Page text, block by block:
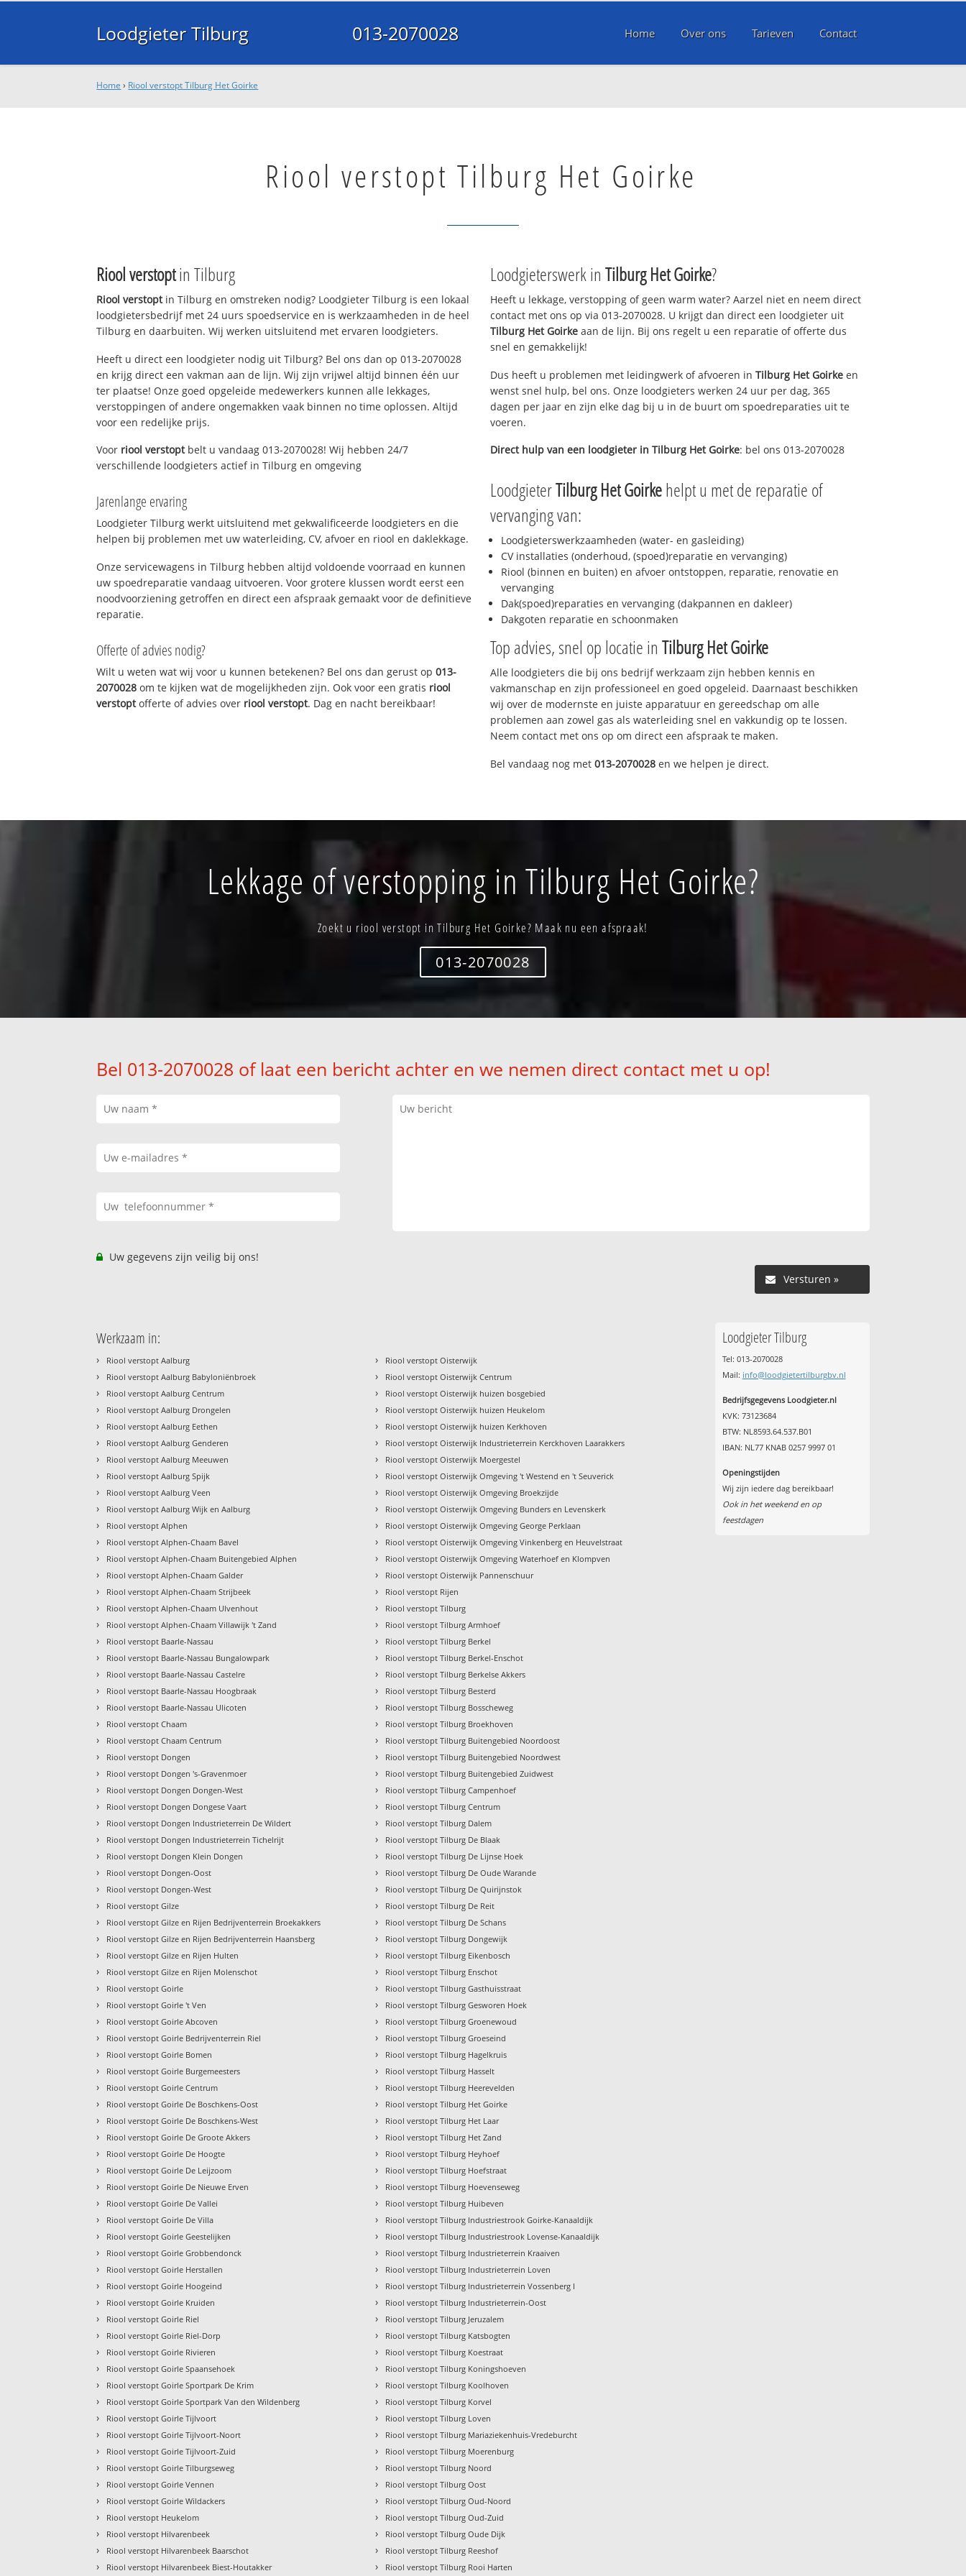
Loodgieter Tilburg 013-2070028 Home Over ons Tarieven Contact
Home › Riool verstopt Tilburg Het Goirke
Riool verstopt Tilburg Het Goirke
Riool verstoptin Tilburg
Riool verstoptin Tilburg en omstreken nodig? Loodgieter Tilburg is een lokaal
loodgietersbedrijf met 24 uurs spoedservice en is werkzaamheden in de heel
Tilburg en daarbuiten. Wij werken uitsluitend met ervaren loodgieters.
Heeft u direct een loodgieter nodig uit Tilburg? Bel ons dan op 013-2070028
en krijg direct een vakman aan de lijn. Wij zijn vrijwel altijd binnen één uur
ter plaatse! Onze goed opgeleide medewerkers kunnen alle lekkages,
verstoppingen of andere ongemakken vaak binnen no time oplossen. Altijd
voor een redelijke prijs.
Voor riool verstoptbelt u vandaag 013-2070028! Wij hebben 24/7
verschillende loodgieters actief in Tilburg en omgeving
Jarenlange ervaring
Loodgieter Tilburg werkt uitsluitend met gekwalificeerde loodgieters en die
helpen bij problemen met uw waterleiding, CV, afvoer en riool en daklekkage.
Onze servicewagens in Tilburg hebben altijd voldoende voorraad en kunnen
uw spoedreparatie vandaag uitvoeren. Voor grotere klussen wordt eerst een
noodvoorziening getroffen en direct een afspraak gemaakt voor de definitieve
reparatie.
Offerte of advies nodig?
Wilt u weten wat wij voor u kunnen betekenen? Bel ons dan gerust op013-
2070028 om te kijken wat de mogelijkheden zijn. Ook voor een gratis riool
verstoptofferte of advies over riool verstopt. Dag en nacht bereikbaar!
Loodgieterswerk in Tilburg Het Goirke?
Heeft u lekkage, verstopping of geen warm water? Aarzel niet en neem direct
contact met ons op via 013-2070028. U krijgt dan direct een loodgieter uit
Tilburg Het Goirke aan de lijn. Bij ons regelt u een reparatie of offerte dus
snel en gemakkelijk!
Dus heeft u problemen met leidingwerk of afvoeren in Tilburg Het Goirke en
wenst snel hulp, bel ons. Onze loodgieters werken 24 uur per dag, 365
dagen per jaar en zijn elke dag bij u in de buurt om spoedreparaties uit te
voeren.
Direct hulp van een loodgieter in Tilburg Het Goirke: bel ons 013-2070028
LoodgieterTilburg Het Goirkehelpt u met de reparatie of
vervanging van:
Loodgieterswerkzaamheden (water- en gasleiding)
CV installaties (onderhoud, (spoed)reparatie en vervanging)
Riool (binnen en buiten) en afvoer ontstoppen, reparatie, renovatie en
vervanging
Dak(spoed)reparaties en vervanging (dakpannen en dakleer)
Dakgoten reparatie en schoonmaken
Top advies, snel op locatie in Tilburg Het Goirke
Alle loodgieters die bij ons bedrijf werkzaam zijn hebben kennis en
vakmanschap en zijn professioneel en goed opgeleid. Daarnaast beschikken
wij over de modernste en juiste apparatuur en gereedschap om alle
problemen aan zowel gas als waterleiding snel en vakkundig op te lossen.
Neem contact met ons op om direct een afspraak te maken.
Bel vandaag nog met 013-2070028 en we helpen je direct.
Lekkage of verstopping in Tilburg Het Goirke?
Zoekt u riool verstopt in Tilburg Het Goirke? Maak nu een afspraak!
013-2070028
Bel 013-2070028 of laat een bericht achter en we nemen direct contact met u op!
Uw gegevens zijn veilig bij ons!
Versturen »
Werkzaam in:
› Riool verstopt Aalburg
› Riool verstopt Aalburg Babyloniënbroek
› Riool verstopt Aalburg Centrum
› Riool verstopt Aalburg Drongelen
› Riool verstopt Aalburg Eethen
› Riool verstopt Aalburg Genderen
› Riool verstopt Aalburg Meeuwen
› Riool verstopt Aalburg Spijk
› Riool verstopt Aalburg Veen
› Riool verstopt Aalburg Wijk en Aalburg
› Riool verstopt Alphen
› Riool verstopt Alphen-Chaam Bavel
› Riool verstopt Alphen-Chaam Buitengebied Alphen
› Riool verstopt Alphen-Chaam Galder
› Riool verstopt Alphen-Chaam Strijbeek
› Riool verstopt Alphen-Chaam Ulvenhout
› Riool verstopt Alphen-Chaam Villawijk 't Zand
› Riool verstopt Baarle-Nassau
› Riool verstopt Baarle-Nassau Bungalowpark
› Riool verstopt Baarle-Nassau Castelre
› Riool verstopt Baarle-Nassau Hoogbraak
› Riool verstopt Baarle-Nassau Ulicoten
› Riool verstopt Chaam
› Riool verstopt Chaam Centrum
› Riool verstopt Dongen
› Riool verstopt Dongen 's-Gravenmoer
› Riool verstopt Dongen Dongen-West
› Riool verstopt Dongen Dongese Vaart
› Riool verstopt Dongen Industrieterrein De Wildert
› Riool verstopt Dongen Industrieterrein Tichelrijt
› Riool verstopt Dongen Klein Dongen
› Riool verstopt Dongen-Oost
› Riool verstopt Dongen-West
› Riool verstopt Gilze
› Riool verstopt Gilze en Rijen Bedrijventerrein Broekakkers
› Riool verstopt Gilze en Rijen Bedrijventerrein Haansberg
› Riool verstopt Gilze en Rijen Hulten
› Riool verstopt Gilze en Rijen Molenschot
› Riool verstopt Goirle
› Riool verstopt Goirle 't Ven
› Riool verstopt Goirle Abcoven
› Riool verstopt Goirle Bedrijventerrein Riel
› Riool verstopt Goirle Bomen
› Riool verstopt Goirle Burgemeesters
› Riool verstopt Goirle Centrum
› Riool verstopt Goirle De Boschkens-Oost
› Riool verstopt Goirle De Boschkens-West
› Riool verstopt Goirle De Groote Akkers
› Riool verstopt Goirle De Hoogte
› Riool verstopt Goirle De Leijzoom
› Riool verstopt Goirle De Nieuwe Erven
› Riool verstopt Goirle De Vallei
› Riool verstopt Goirle De Villa
› Riool verstopt Goirle Geestelijken
› Riool verstopt Goirle Grobbendonck
› Riool verstopt Goirle Herstallen
› Riool verstopt Goirle Hoogeind
› Riool verstopt Goirle Kruiden
› Riool verstopt Goirle Riel
› Riool verstopt Goirle Riel-Dorp
› Riool verstopt Goirle Rivieren
› Riool verstopt Goirle Spaansehoek
› Riool verstopt Goirle Sportpark De Krim
› Riool verstopt Goirle Sportpark Van den Wildenberg
› Riool verstopt Goirle Tijlvoort
› Riool verstopt Goirle Tijlvoort-Noort
› Riool verstopt Goirle Tijlvoort-Zuid
› Riool verstopt Goirle Tilburgseweg
› Riool verstopt Goirle Vennen
› Riool verstopt Goirle Wildackers
› Riool verstopt Heukelom
› Riool verstopt Hilvarenbeek
› Riool verstopt Hilvarenbeek Baarschot
› Riool verstopt Hilvarenbeek Biest-Houtakker
› Riool verstopt Oisterwijk
› Riool verstopt Oisterwijk Centrum
› Riool verstopt Oisterwijk huizen bosgebied
› Riool verstopt Oisterwijk huizen Heukelom
› Riool verstopt Oisterwijk huizen Kerkhoven
› Riool verstopt Oisterwijk Industrieterrein Kerckhoven Laarakkers
› Riool verstopt Oisterwijk Moergestel
› Riool verstopt Oisterwijk Omgeving 't Westend en 't Seuverick
› Riool verstopt Oisterwijk Omgeving Broekzijde
› Riool verstopt Oisterwijk Omgeving Bunders en Levenskerk
› Riool verstopt Oisterwijk Omgeving George Perklaan
› Riool verstopt Oisterwijk Omgeving Vinkenberg en Heuvelstraat
› Riool verstopt Oisterwijk Omgeving Waterhoef en Klompven
› Riool verstopt Oisterwijk Pannenschuur
› Riool verstopt Rijen
› Riool verstopt Tilburg
› Riool verstopt Tilburg Armhoef
› Riool verstopt Tilburg Berkel
› Riool verstopt Tilburg Berkel-Enschot
› Riool verstopt Tilburg Berkelse Akkers
› Riool verstopt Tilburg Besterd
› Riool verstopt Tilburg Bosscheweg
› Riool verstopt Tilburg Broekhoven
› Riool verstopt Tilburg Buitengebied Noordoost
› Riool verstopt Tilburg Buitengebied Noordwest
› Riool verstopt Tilburg Buitengebied Zuidwest
› Riool verstopt Tilburg Campenhoef
› Riool verstopt Tilburg Centrum
› Riool verstopt Tilburg Dalem
› Riool verstopt Tilburg De Blaak
› Riool verstopt Tilburg De Lijnse Hoek
› Riool verstopt Tilburg De Oude Warande
› Riool verstopt Tilburg De Quirijnstok
› Riool verstopt Tilburg De Reit
› Riool verstopt Tilburg De Schans
› Riool verstopt Tilburg Dongewijk
› Riool verstopt Tilburg Eikenbosch
› Riool verstopt Tilburg Enschot
› Riool verstopt Tilburg Gasthuisstraat
› Riool verstopt Tilburg Gesworen Hoek
› Riool verstopt Tilburg Groenewoud
› Riool verstopt Tilburg Groeseind
› Riool verstopt Tilburg Hagelkruis
› Riool verstopt Tilburg Hasselt
› Riool verstopt Tilburg Heerevelden
› Riool verstopt Tilburg Het Goirke
› Riool verstopt Tilburg Het Laar
› Riool verstopt Tilburg Het Zand
› Riool verstopt Tilburg Heyhoef
› Riool verstopt Tilburg Hoefstraat
› Riool verstopt Tilburg Hoevenseweg
› Riool verstopt Tilburg Huibeven
› Riool verstopt Tilburg Industriestrook Goirke-Kanaaldijk
› Riool verstopt Tilburg Industriestrook Lovense-Kanaaldijk
› Riool verstopt Tilburg Industrieterrein Kraaiven
› Riool verstopt Tilburg Industrieterrein Loven
› Riool verstopt Tilburg Industrieterrein Vossenberg I
› Riool verstopt Tilburg Industrieterrein-Oost
› Riool verstopt Tilburg Jeruzalem
› Riool verstopt Tilburg Katsbogten
› Riool verstopt Tilburg Koestraat
› Riool verstopt Tilburg Koningshoeven
› Riool verstopt Tilburg Koolhoven
› Riool verstopt Tilburg Korvel
› Riool verstopt Tilburg Loven
› Riool verstopt Tilburg Mariaziekenhuis-Vredeburcht
› Riool verstopt Tilburg Moerenburg
› Riool verstopt Tilburg Noord
› Riool verstopt Tilburg Oost
› Riool verstopt Tilburg Oud-Noord
› Riool verstopt Tilburg Oud-Zuid
› Riool verstopt Tilburg Oude Dijk
› Riool verstopt Tilburg Reeshof
› Riool verstopt Tilburg Rooi Harten
Loodgieter Tilburg
Tel: 013-2070028
Mail: info@loodgietertilburgbv.nl
Bedrijfsgegevens Loodgieter.nl
KVK: 73123684
BTW: NL8593.64.537.B01
IBAN: NL77 KNAB 0257 9997 01
Openingstijden
Wij zijn iedere dag bereikbaar!
Ook in het weekend en op
feestdagen